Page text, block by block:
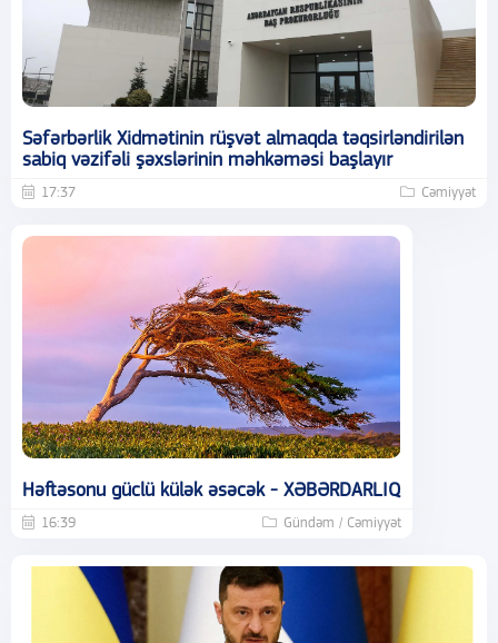
Səfərbərlik Xidmətinin rüşvət almaqda təqsirləndirilən
sabiq vəzifəli şəxslərinin məhkəməsi başlayır
17:37 Cəmiyyət
Həftəsonu güclü külək əsəcək - XƏBƏRDARLIQ
16:39 Gündəm / Cəmiyyət